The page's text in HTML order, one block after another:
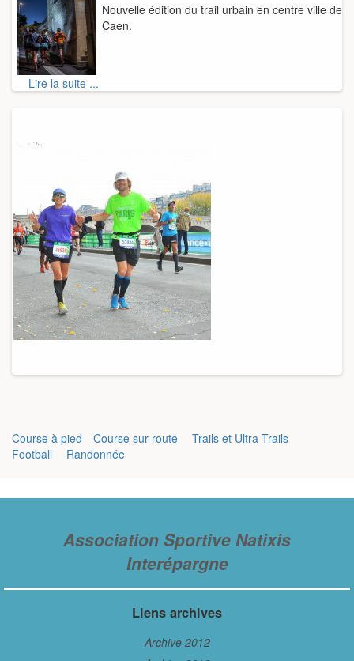
Nouvelle édition du trail urbain en centre ville de
Caen.
Lire la suite ...
Course à pied Course sur route
Trails et Ultra Trails
Football
Randonnée
Association Sportive Natixis
Interépargne
Liens archives
Archive 2012